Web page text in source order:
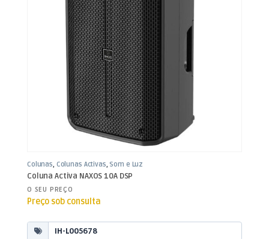
Colunas, Colunas Activas, Som e Luz
Coluna Activa NAXOS 10A DSP
O SEU PREÇO
Preço sob consulta
IH-L005678